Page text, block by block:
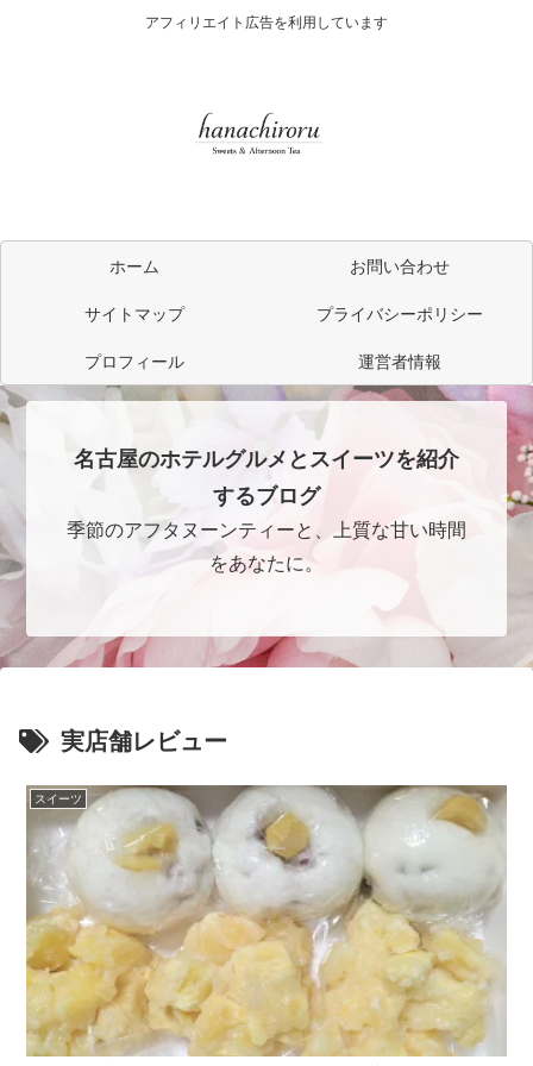
アフィリエイト広告を利用しています
ホーム
お問い合わせ
サイトマップ
プライバシーポリシー
プロフィール
運営者情報
名古屋のホテルグルメとスイーツを紹介
するブログ
季節のアフタヌーンティーと、上質な甘い時間
をあなたに。
実店舗レビュー
スイーツ